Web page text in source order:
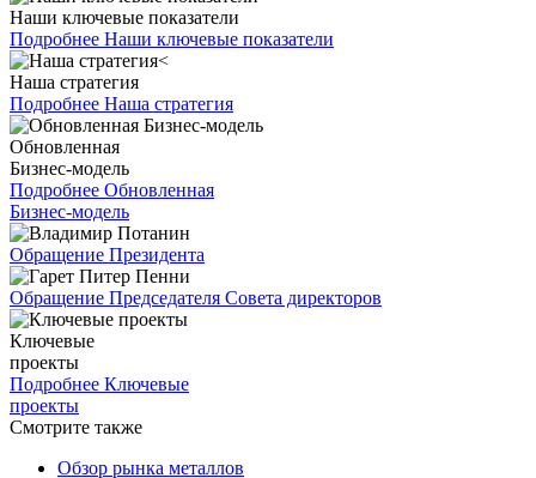
Наши ключевые показатели
Подробнее Наши ключевые показатели
Наша стратегия
Подробнее Наша стратегия
Обновленная
Бизнес-модель
Подробнее Обновленная
Бизнес-модель
Обращение Президента
Обращение Председателя Совета директоров
Ключевые
проекты
Подробнее Ключевые
проекты
Смотрите также
Обзор рынка металлов